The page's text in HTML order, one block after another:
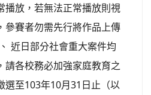
播放，若無法正常播放則視
參賽者勿需先行將作品上傳
近日部分社會重大案件均
請各校務必加強家庭教育之
選至103年10月31日止（以